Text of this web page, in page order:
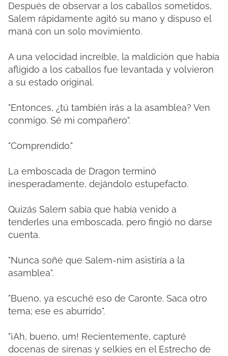
Después de observar a los caballos sometidos,
Salem rápidamente agitó su mano y dispuso el
maná con un solo movimiento.
A una velocidad increíble, la maldición que había
afligido a los caballos fue levantada y volvieron
a su estado original.
"Entonces, ¿tú también irás a la asamblea? Ven
conmigo. Sé mi compañero".
"Comprendido."
La emboscada de Dragon terminó
inesperadamente, dejándolo estupefacto.
Quizás Salem sabía que había venido a
tenderles una emboscada, pero fingió no darse
cuenta.
"Nunca soñé que Salem-nim asistiría a la
asamblea".
"Bueno, ya escuché eso de Caronte. Saca otro
tema; ese es aburrido".
"¡Ah, bueno, um! Recientemente, capturé
docenas de sirenas y selkies en el Estrecho de